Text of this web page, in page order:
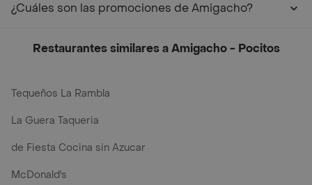
¿Cuáles son las promociones de Amigacho?
Restaurantes similares a Amigacho - Pocitos
Tequeños La Rambla
La Guera Taqueria
de Fiesta Cocina sin Azucar
McDonald's